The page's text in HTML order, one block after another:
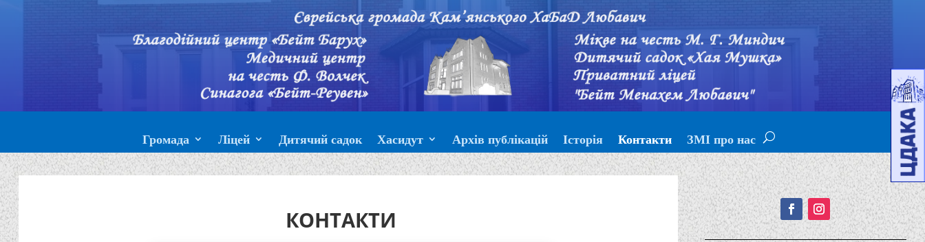
Громада Ліцей Дитячий садок Хасидут Архів публікацій Історія Контакти ЗМІ про нас
КОНТАКТИ
Подписывайтесь!